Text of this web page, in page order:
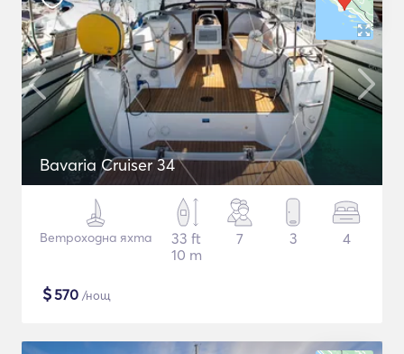
Bavaria Cruiser 34
Ветроходна яхта
33 ft
10 m
7 3 4
$570 /нощ